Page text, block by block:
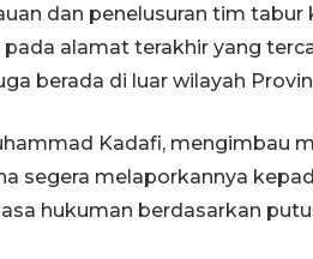
dan penelusuran tim tabur
alamat terakhir yang
berada di luar wilayah
Kadafi, mengimbau
segera melaporkannya
hukuman berdasarkan